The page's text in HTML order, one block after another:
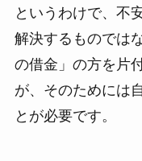
というわけで、不
解決するものでは
の借金」の方を片
が、そのためには
とが必要です。